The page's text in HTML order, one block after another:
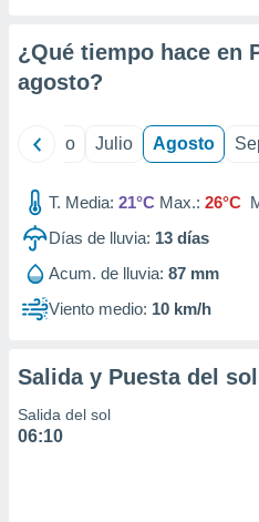
e
mediante
publicidad
publicidad
de
1199
¿Qué tiempo hace en
agosto?
Junio Julio Agosto
T. Media: 21°C Max.: 26°C
Días de lluvia: 13 días
Acum. de lluvia: 87 mm
Viento medio: 10 km/h
Salida y Puesta del sol
Salida del sol
06:10